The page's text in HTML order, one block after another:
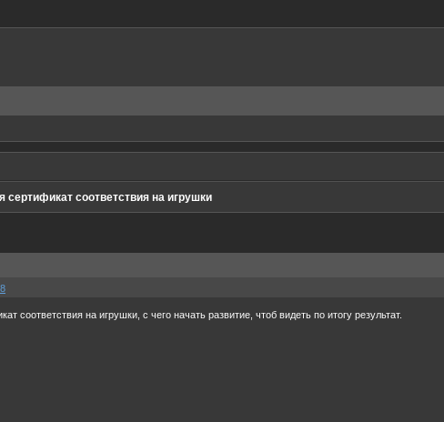
сертификат соответствия на игрушки
соответствия на игрушки, с чего начать развитие, чтоб видеть по итогу результат.